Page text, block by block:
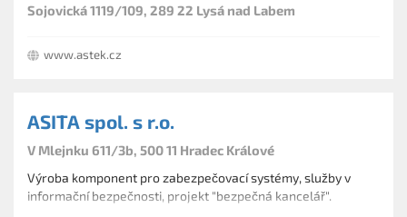
všechna auta -brzdové centrum ATE.
Sojovická 1119/109, 289 22 Lysá nad Labem
www.astek.cz
ASITA spol. s r.o.
V Mlejnku 611/3b, 500 11 Hradec Králové
Výroba komponent pro zabezpečovací systémy, služby v
informační bezpečnosti, projekt "bezpečná kancelář".